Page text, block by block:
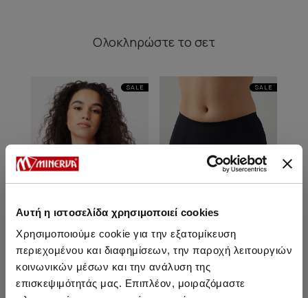
Αυτή η ιστοσελίδα χρησιμοποιεί cookies
Χρησιμοποιούμε cookie για την εξατομίκευση
περιεχομένου και διαφημίσεων, την παροχή λειτουργιών
κοινωνικών μέσων και την ανάλυση της
επισκεψιμότητάς μας. Επιπλέον, μοιραζόμαστε
Ολοκληρώστε το σετ
SALE
Basic Bralette Top
SALE
Second Skin Γυναικείο
Laser Cut Mini Σλιπ